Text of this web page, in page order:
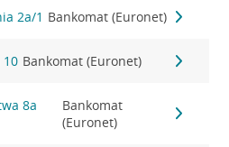
2a/1 Bankomat (Euronet)
10 Bankomat (Euronet)
8a
Bankomat
(Euronet)